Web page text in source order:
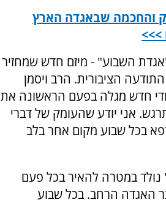
והחכמה שבאגדה הארץ
>>>
השבוע" - מיזם חדש שמחזיר
הציבורית. הרב ויסמן
חדש מגלה בפעם הראשונה את
אני יודע שהעומק של דברי
בכל שבוע מקום אחר בלב
במטרה להאיר בכל פעם
האגדה הרחב. בכל שבוע